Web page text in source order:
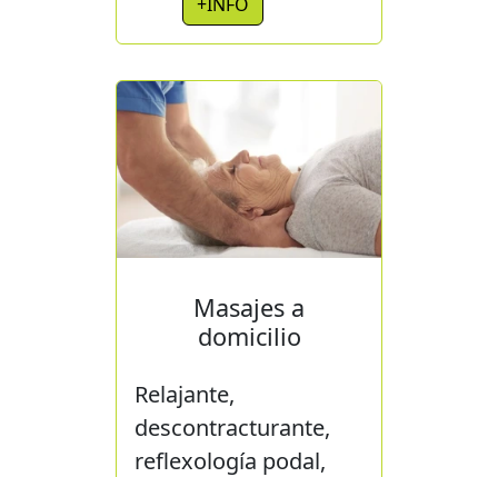
Masajes a
domicilio
Relajante,
descontracturante,
reflexología podal,